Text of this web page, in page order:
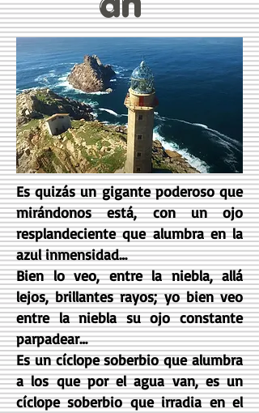
Es quizás un gigante poderoso que
mirándonos está, con un ojo
resplandeciente que alumbra en la
azul inmensidad…
Bien lo veo, entre la niebla, allá
lejos, brillantes rayos; yo bien veo
entre la niebla su ojo constante
parpadear…
Es un cíclope soberbio que alumbra
a los que por el agua van, es un
cíclope soberbio que irradia en el